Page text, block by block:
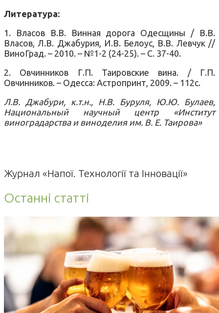
Литература:
1. Власов В.В. Винная дорога Одесщины / В.В.
Власов, Л.В. Джабурия, И.В. Белоус, В.В. Левчук //
ВиноГрад. – 2010. – №1-2 (24-25). – С. 37-40.
2. Овчинников Г.П. Таировские вина. / Г.П.
Овчинников. – Одесса: Астропринт, 2009. – 112с.
Л.В. Джабури, к.т.н., Н.В. Буруля, Ю.Ю. Булаев,
Национальный научный центр «Институт
виноградарства и виноделия им. В. Е. Таирова»
Журнал «Напої. Технології та Інновації»
Останні статті